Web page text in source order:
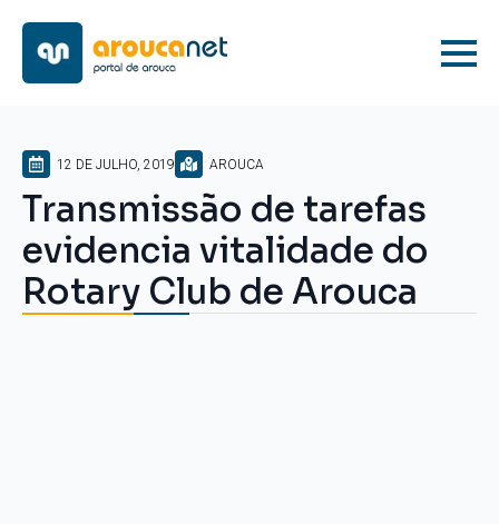
12 DE JULHO, 2019 AROUCA
Transmissão de tarefas
evidencia vitalidade do
Rotary Club de Arouca